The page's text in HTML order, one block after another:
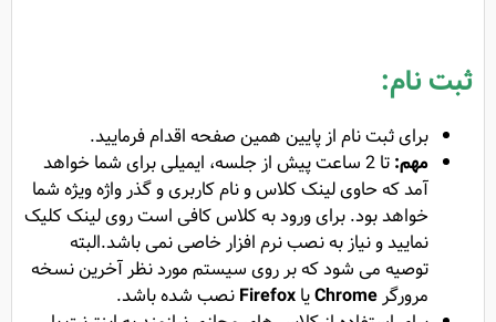
ثبت نام:
برای ثبت نام از پایین همین صفحه اقدام فرمایید.
مهم:
تا 2 ساعت پیش از جلسه، ایمیلی برای شما خواهد
آمد که حاوی لینک کلاس و نام کاربری و گذر واژه ویژه شما
خواهد بود. برای ورود به کلاس کافی است روی لینک کلیک
نمایید و نیاز به نصب نرم افزار خاصی نمی باشد.البته
توصیه می شود که بر روی سیستم مورد نظر آخرین نسخه
مرورگرChromeیاFirefoxنصب شده باشد.